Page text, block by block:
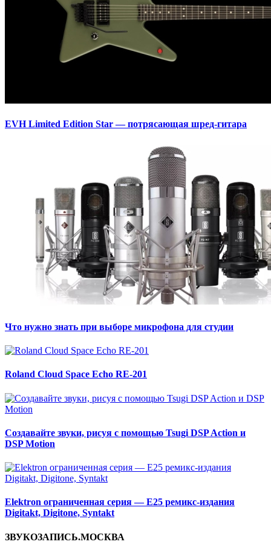
EVH Limited Edition Star — потрясающая шред-гитара
Что нужно знать при выборе микрофона для студии
Roland Cloud Space Echo RE-201
Создавайте звуки, рисуя с помощью Tsugi DSP Action и
DSP Motion
Elektron ограниченная серия — E25 ремикс-издания
Digitakt, Digitone, Syntakt
ЗВУКОЗАПИСЬ.МОСКВА